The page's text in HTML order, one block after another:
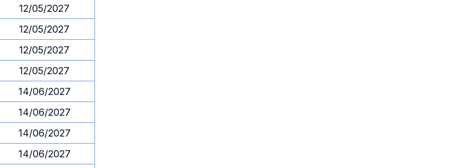
12/05/2027
12/05/2027
12/05/2027
12/05/2027
14/06/2027
14/06/2027
14/06/2027
14/06/2027